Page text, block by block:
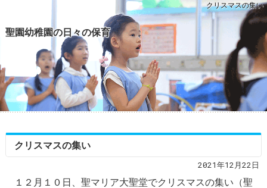
クリスマスの集い
聖園幼稚園の日々の保育
クリスマスの集い
2021年12月22日
１２月１０日、聖マリア大聖堂でクリスマスの集い（聖